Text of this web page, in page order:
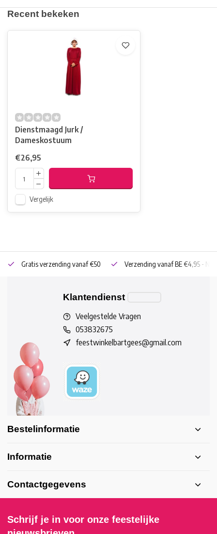
Recent bekeken
Dienstmaagd Jurk /
Dameskostuum
€26,95
Vergelijk
Gratis verzending vanaf €50 Verzending vanaf BE €4,95 - NL
Klantendienst
Veelgestelde Vragen
053832675
feestwinkelbartgees@gmail.com
Bestelinformatie
Informatie
Contactgegevens
Schrijf je in voor onze feestelijke